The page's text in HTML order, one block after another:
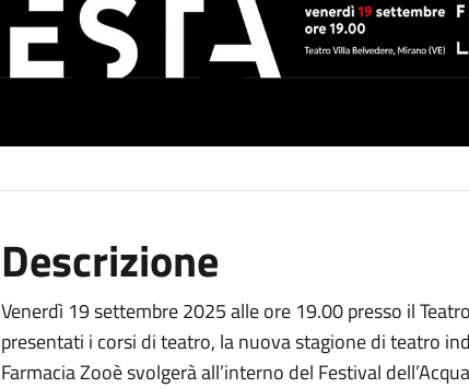
Descrizione
Venerdì 19 settembre 2025 alle ore 19.00 presso il
presentati i corsi di teatro, la nuova stagione di teatro
Farmacia Zooè svolgerà all’interno del Festival